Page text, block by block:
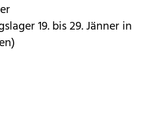
19. bis 29. Jänner in